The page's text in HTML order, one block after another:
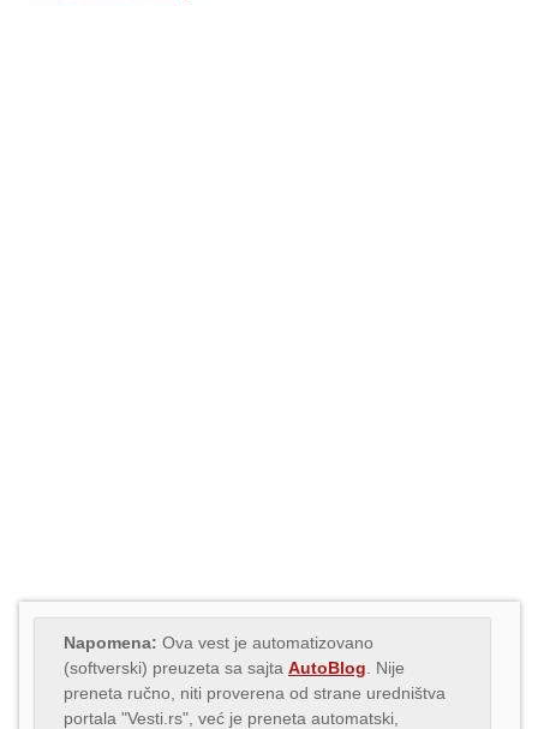
Napomena: Ova vest je automatizovano
(softverski) preuzeta sa sajta AutoBlog . Nije
preneta ručno, niti proverena od strane uredništva
portala "Vesti.rs", već je preneta automatski,